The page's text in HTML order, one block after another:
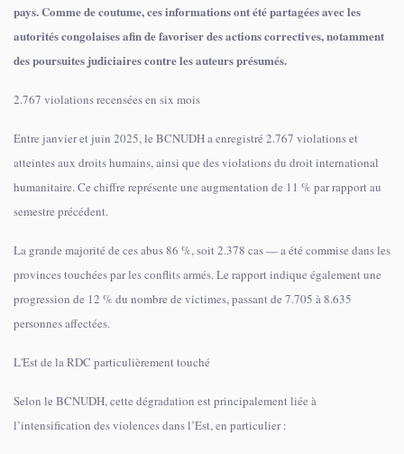
pays. Comme de coutume, ces informations ont été partagées avec les
autorités congolaises afin de favoriser des actions correctives, notamment
des poursuites judiciaires contre les auteurs présumés.
2.767 violations recensées en six mois
Entre janvier et juin 2025, le BCNUDH a enregistré 2.767 violations et
atteintes aux droits humains, ainsi que des violations du droit international
humanitaire. Ce chiffre représente une augmentation de 11 % par rapport au
semestre précédent.
La grande majorité de ces abus 86 %, soit 2.378 cas — a été commise dans les
provinces touchées par les conflits armés. Le rapport indique également une
progression de 12 % du nombre de victimes, passant de 7.705 à 8.635
personnes affectées.
L'Est de la RDC particulièrement touché
Selon le BCNUDH, cette dégradation est principalement liée à
l’intensification des violences dans l’Est, en particulier :